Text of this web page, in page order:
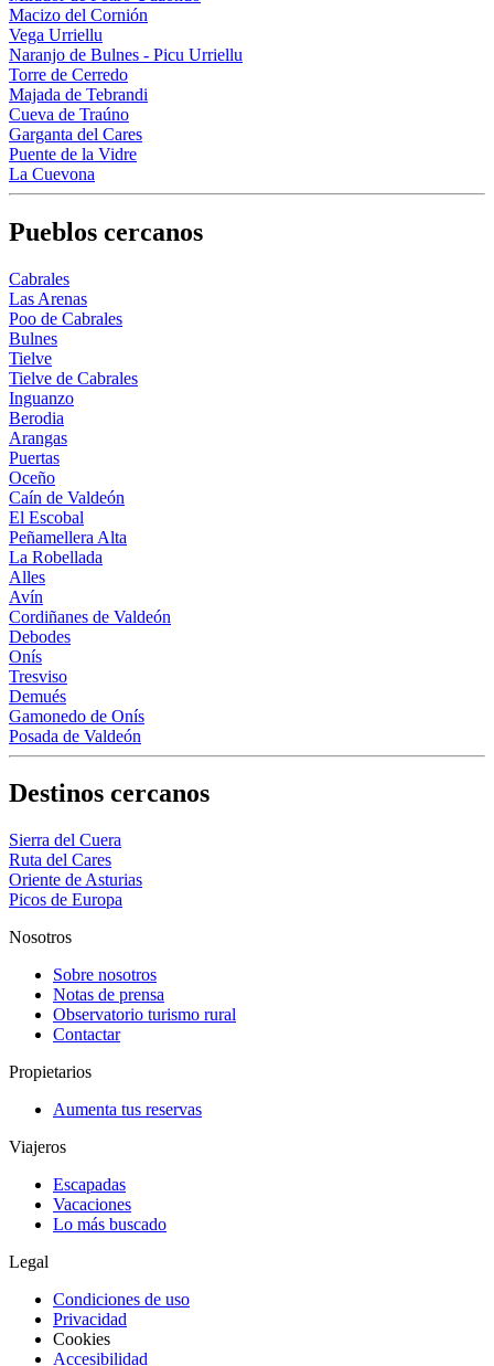
Macizo del Cornión
Vega Urriellu
Naranjo de Bulnes - Picu Urriellu
Torre de Cerredo
Majada de Tebrandi
Cueva de Traúno
Garganta del Cares
Puente de la Vidre
La Cuevona
Pueblos cercanos
Cabrales
Las Arenas
Poo de Cabrales
Bulnes
Tielve
Tielve de Cabrales
Inguanzo
Berodia
Arangas
Puertas
Oceño
Caín de Valdeón
El Escobal
Peñamellera Alta
La Robellada
Alles
Avín
Cordiñanes de Valdeón
Debodes
Onís
Tresviso
Demués
Gamonedo de Onís
Posada de Valdeón
Destinos cercanos
Sierra del Cuera
Ruta del Cares
Oriente de Asturias
Picos de Europa
Nosotros
Sobre nosotros
Notas de prensa
Observatorio turismo rural
Contactar
Propietarios
Aumenta tus reservas
Viajeros
Escapadas
Vacaciones
Lo más buscado
Legal
Condiciones de uso
Privacidad
Cookies
Accesibilidad